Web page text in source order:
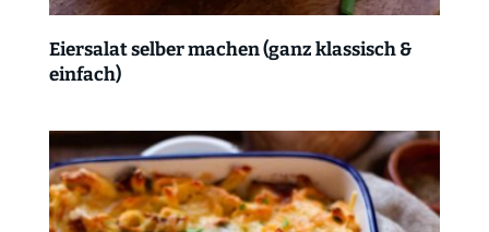
Eiersalat selber machen (ganz klassisch &
einfach)